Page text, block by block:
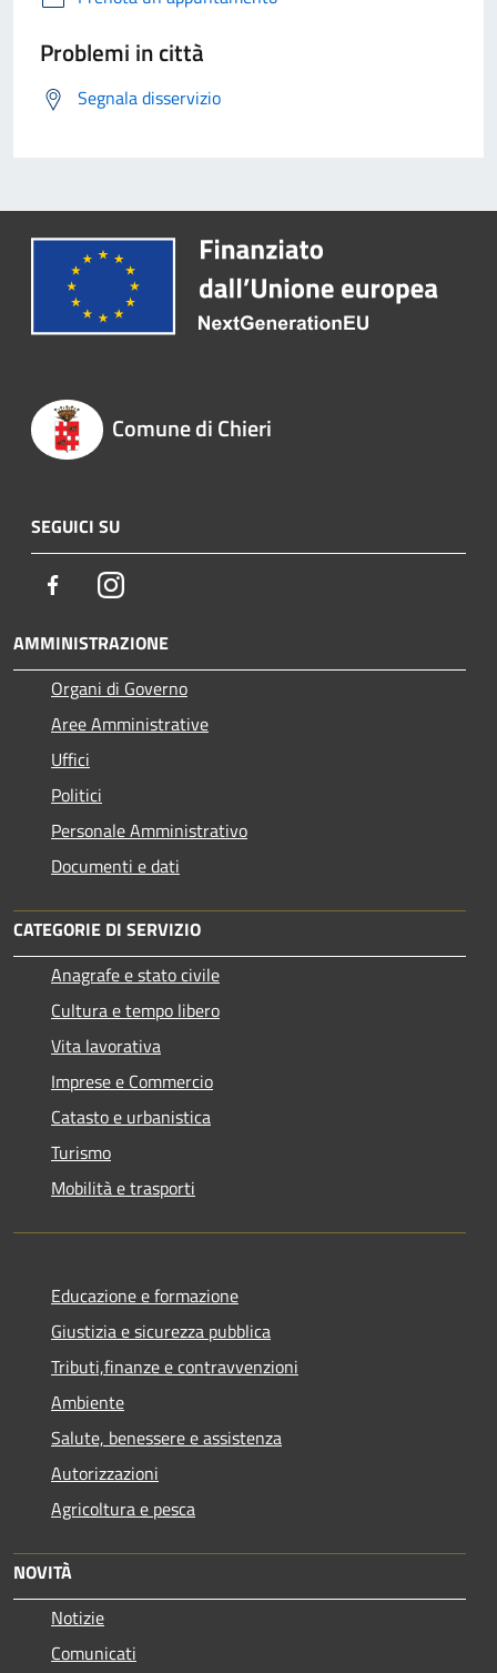
Problemi in città
Segnala disservizio
Comune di Chieri
SEGUICI SU
FacebookInstagram
AMMINISTRAZIONE
Organi di Governo
Aree Amministrative
Uffici
Politici
Personale Amministrativo
Documenti e dati
CATEGORIE DI SERVIZIO
Anagrafe e stato civile
Cultura e tempo libero
Vita lavorativa
Imprese e Commercio
Catasto e urbanistica
Turismo
Mobilità e trasporti
Educazione e formazione
Giustizia e sicurezza pubblica
Tributi,finanze e contravvenzioni
Ambiente
Salute, benessere e assistenza
Autorizzazioni
Agricoltura e pesca
NOVITÀ
Notizie
Comunicati